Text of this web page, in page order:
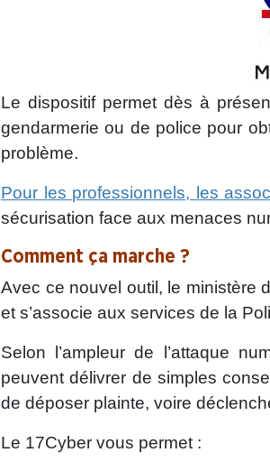
Le dispositif permet dès à
gendarmerie ou de police pour
problème.
Pour les professionnels, les
sécurisation face aux menaces
Comment ça marche ?
Avec ce nouvel outil, le ministère
et s’associe aux services de la
Selon l’ampleur de l’attaque
peuvent délivrer de simples
de déposer plainte, voire
Le 17Cyber vous permet :